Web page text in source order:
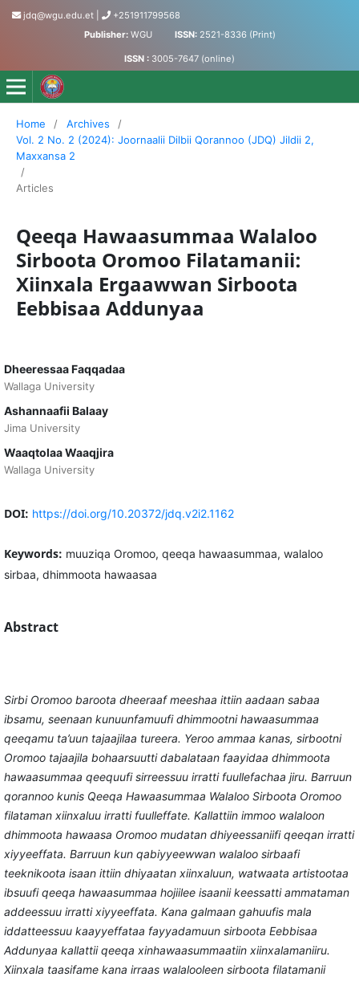
jdq@wgu.edu.et
+251911799568
Publisher:WGU ISSN: 2521-8336 (Print)
ISSN : 3005-7647 (online)
Jornaalii Dilbii Qorannoo - Journal of Accumulated
Home / Archives
/
Vol. 2 No. 2 (2024): Joornaalii Dilbii Qorannoo (JDQ) Jildii 2,
Maxxansa 2
/
Articles
Qeeqa Hawaasummaa Walaloo
Sirboota Oromoo Filatamanii:
Xiinxala Ergaawwan Sirboota
Eebbisaa Addunyaa
Dheeressaa Faqqadaa
Wallaga University
Ashannaafii Balaay
Jima University
Waaqtolaa Waaqjira
Wallaga University
DOI: https://doi.org/10.20372/jdq.v2i2.1162
Keywords: muuziqa Oromoo, qeeqa hawaasummaa, walaloo
sirbaa, dhimmoota hawaasaa
Abstract
Sirbi Oromoo baroota dheeraaf meeshaa ittiin aadaan sabaa
ibsamu, seenaan kunuunfamuufi dhimmootni hawaasummaa
qeeqamu ta’uun tajaajilaa tureera. Yeroo ammaa kanas, sirbootni
Oromoo tajaajila bohaarsuutti dabalataan faayidaa dhimmoota
hawaasummaa qeequufi sirreessuu irratti fuullefachaa jiru. Barruun
qorannoo kunis Qeeqa Hawaasummaa Walaloo Sirboota Oromoo
filataman xiinxaluu irratti fuulleffate. Kallattiin immoo walaloon
dhimmoota hawaasa Oromoo mudatan dhiyeessaniifi qeeqan irratti
xiyyeeffata. Barruun kun qabiyyeewwan walaloo sirbaafi
teeknikoota isaan ittiin dhiyaatan xiinxaluun, watwaata artistootaa
ibsuufi qeeqa hawaasummaa hojiilee isaanii keessatti ammataman
addeessuu irratti xiyyeeffata. Kana galmaan gahuufis mala
iddatteessuu kaayyeffataa fayyadamuun sirboota Eebbisaa
Addunyaa kallattii qeeqa xinhawaasummaatiin xiinxalamaniiru.
Xiinxala taasifame kana irraas walalooleen sirboota filatamanii